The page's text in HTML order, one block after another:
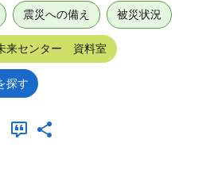
震災への備え 被災状況
来センター 資料室
探す